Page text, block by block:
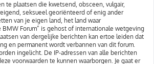
te plaatsen die kwetsend, obsceen, vulgair,
seksueel georiënteerd of enig ander
van je eigen land, het land waar
BMW Forum” is gehost of internationale wetgeving
van dergelijke berichten kan ertoe leiden dat
en permanent wordt verbannen van dit forum.
ingelicht. De IP-adressen van alle berichten
voorwaarden te kunnen waarborgen. Je gaat er